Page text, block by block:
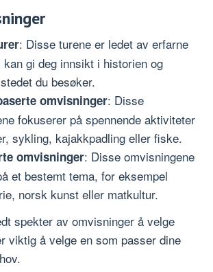
: Disse turene er ledet av erfarne
kan gi deg innsikt i historien og
du besøker.
omvisninger: Disse
fokuserer på spennende aktiviteter
sykling, kajakkpadling eller fiske.
omvisninger: Disse omvisningene
et bestemt tema, for eksempel
norsk kunst eller matkultur.
spekter av omvisninger å velge
viktig å velge en som passer dine